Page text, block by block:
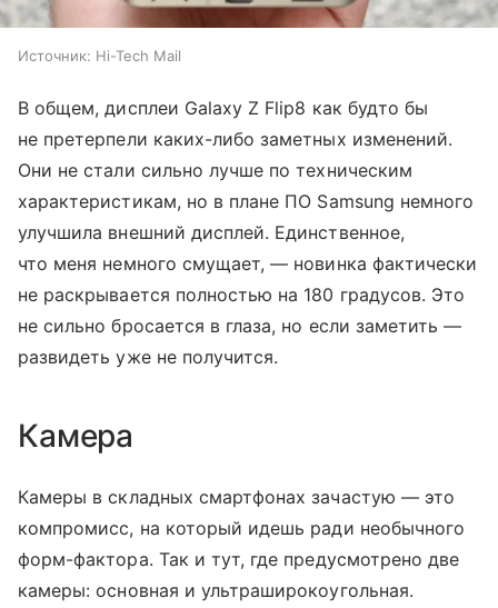
Источник: Hi-Tech Mail
В общем, дисплеи Galaxy Z Flip8 как будто бы
не претерпели каких-либо заметных изменений.
Они не стали сильно лучше по техническим
характеристикам, но в плане ПО Samsung немного
улучшила внешний дисплей. Единственное,
что меня немного смущает, — новинка фактически
не раскрывается полностью на 180 градусов. Это
не сильно бросается в глаза, но если заметить —
развидеть уже не получится.
Камера
Камеры в складных смартфонах зачастую — это
компромисс, на который идешь ради необычного
форм-фактора. Так и тут, где предусмотрено две
камеры: основная и ультраширокоугольная.